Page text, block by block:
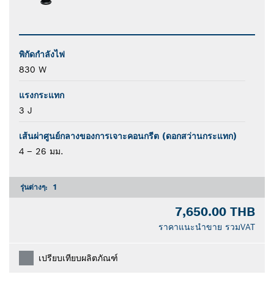
พิกัดกำลังไฟ
830 W
แรงกระแทก
3 J
เส้นผ่าศูนย์กลางของการเจาะคอนกรีต (ดอกสว่านกระแทก)
4 – 26 มม.
รุ่นต่างๆ: 1
7,650.00 THB
ราคาแนะนำขาย รวมVAT
เปรียบเทียบผลิตภัณฑ์